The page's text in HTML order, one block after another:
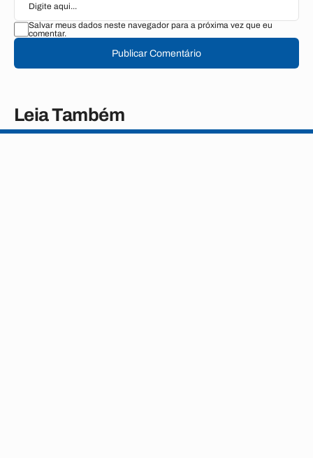
Salvar meus dados neste navegador para a próxima vez que eu
comentar.
Publicar Comentário
Leia Também